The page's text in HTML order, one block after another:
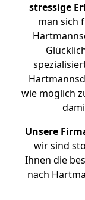
stressige
man sich
wie möglich
Unsere
wir sind
Ihnen die
nach